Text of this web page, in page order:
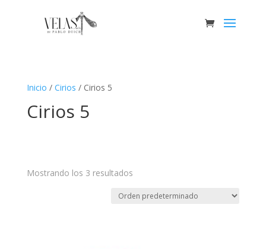
Inicio / Cirios / Cirios 5
Cirios 5
Mostrando los 3 resultados